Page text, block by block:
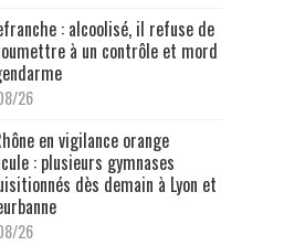
: alcoolisé, il refuse de
à un contrôle et mord
26
en vigilance orange
: plusieurs gymnases
dès demain à Lyon et
26